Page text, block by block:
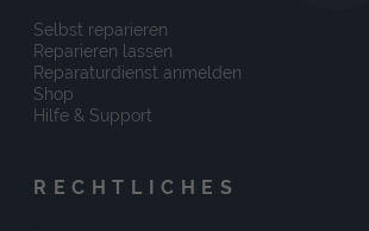
Selbst reparieren
Reparieren lassen
Reparaturdienst anmelden
Shop
Hilfe & Support
RECHTLICHES